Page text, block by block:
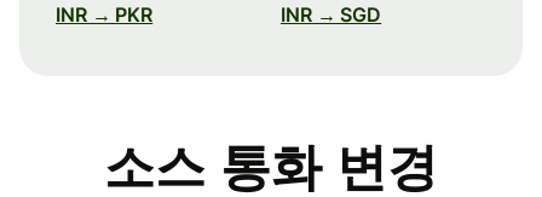
INR → PKR INR → SGD
소스 통화 변경